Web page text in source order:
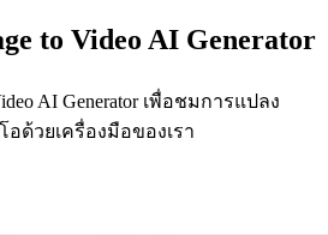
to Video AI Generator
AI Generator เพื่อชมการแปลง
ด้วยเครื่องมือของเรา